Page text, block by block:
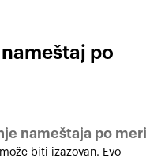
po
nameštaja po meri
biti izazovan. Evo